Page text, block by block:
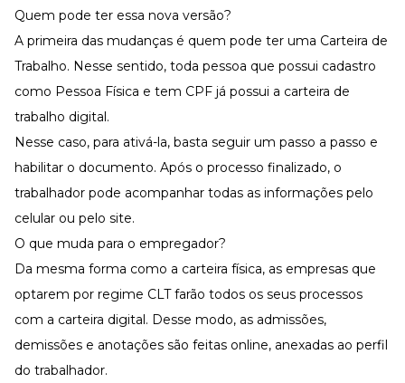
Quem pode ter essa nova versão?
A primeira das mudanças é quem pode ter uma Carteira de
Trabalho. Nesse sentido, toda pessoa que possui cadastro
como Pessoa Física e tem CPF já possui a carteira de
trabalho digital.
Nesse caso, para ativá-la, basta seguir um passo a passo e
habilitar o documento. Após o processo finalizado, o
trabalhador pode acompanhar todas as informações pelo
celular ou pelo site.
O que muda para o empregador?
Da mesma forma como a carteira física, as empresas que
optarem por regime CLT farão todos os seus processos
com a carteira digital. Desse modo, as admissões,
demissões e anotações são feitas online, anexadas ao perfil
do trabalhador.